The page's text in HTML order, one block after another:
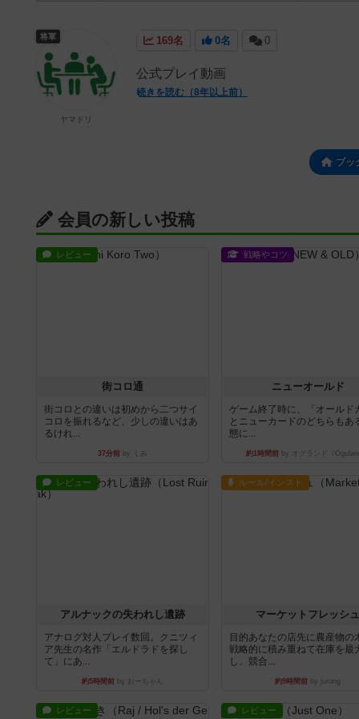
169名 0名 0
公式プレイ動画
続きを読む（8年以上前）
将軍
ヤマドリ
ブッ
会員の新しい投稿
レビュー
街コロ通
街コロとの違いは初めから二つサイ
コロを振れるなど、少しの違いはあ
るけれ...
37分前 by くみ
戦略やコツ
ニューオールド
ゲーム終了時に、「オールド
とニューカードのどちらもあ
態に...
約1時間前 by オグランド（
レビュー
アルナックの失われし遺跡
アナログ対人プレイ数回。クニツィ
ア先生の名作「エルドラドを探し
て」にあ...
約5時間前 by おーちゃん
ルール/インスト
マーケットフレッシュ
目的あなたの店先に農産物の
戦略的に積み重ねて在庫を最
し、競合...
約9時間前 by jurong
レビュー レビュー